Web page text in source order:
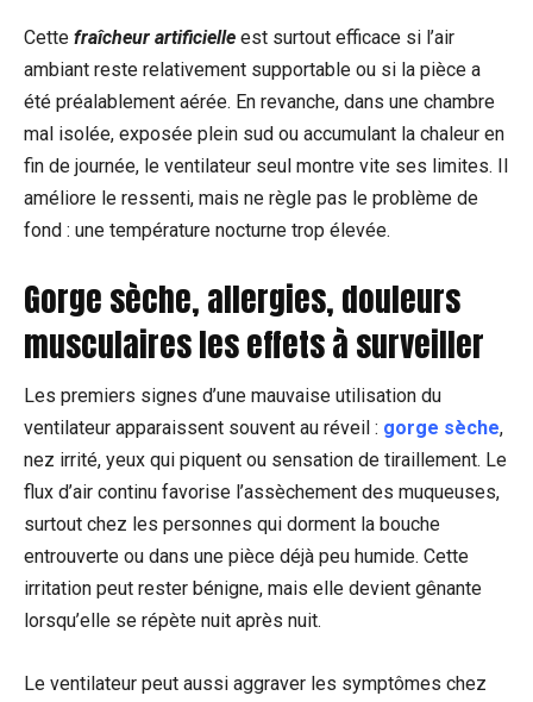
Cette fraîcheur artificielle est surtout efficace si l’air
ambiant reste relativement supportable ou si la pièce a
été préalablement aérée. En revanche, dans une chambre
mal isolée, exposée plein sud ou accumulant la chaleur en
fin de journée, le ventilateur seul montre vite ses limites. Il
améliore le ressenti, mais ne règle pas le problème de
fond : une température nocturne trop élevée.
Gorge sèche, allergies, douleurs
musculaires les effets à surveiller
Les premiers signes d’une mauvaise utilisation du
ventilateur apparaissent souvent au réveil : gorge sèche,
nez irrité, yeux qui piquent ou sensation de tiraillement. Le
flux d’air continu favorise l’assèchement des muqueuses,
surtout chez les personnes qui dorment la bouche
entrouverte ou dans une pièce déjà peu humide. Cette
irritation peut rester bénigne, mais elle devient gênante
lorsqu’elle se répète nuit après nuit.
Le ventilateur peut aussi aggraver les symptômes chez